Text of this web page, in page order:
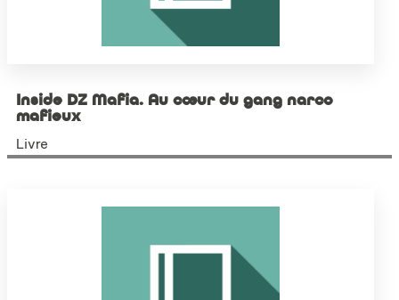
Inside DZ Mafia. Au cœur du gang narco
mafieux
Livre